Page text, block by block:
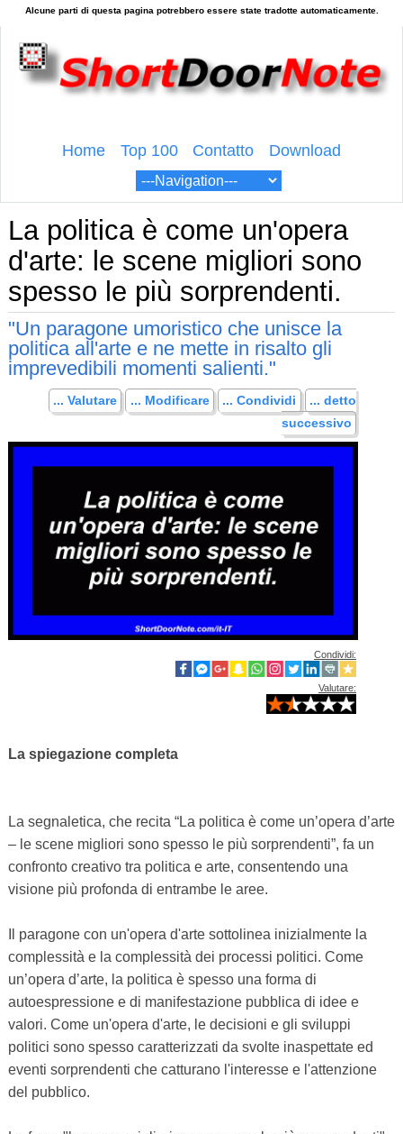
Home Top 100 Contatto Download
La politica è come un'opera
d'arte: le scene migliori sono
spesso le più sorprendenti.
"Un paragone umoristico che unisce la
politica all'arte e ne mette in risalto gli
imprevedibili momenti salienti."
... Valutare ... Modificare ... Condividi
... detto
successivo
Condividi:
Valutare:
La spiegazione completa
La segnaletica, che recita “La politica è come un’opera d’arte
– le scene migliori sono spesso le più sorprendenti”, fa un
confronto creativo tra politica e arte, consentendo una
visione più profonda di entrambe le aree.
Il paragone con un'opera d'arte sottolinea inizialmente la
complessità e la complessità dei processi politici. Come
un’opera d’arte, la politica è spesso una forma di
autoespressione e di manifestazione pubblica di idee e
valori. Come un'opera d'arte, le decisioni e gli sviluppi
politici sono spesso caratterizzati da svolte inaspettate ed
eventi sorprendenti che catturano l'interesse e l'attenzione
del pubblico.